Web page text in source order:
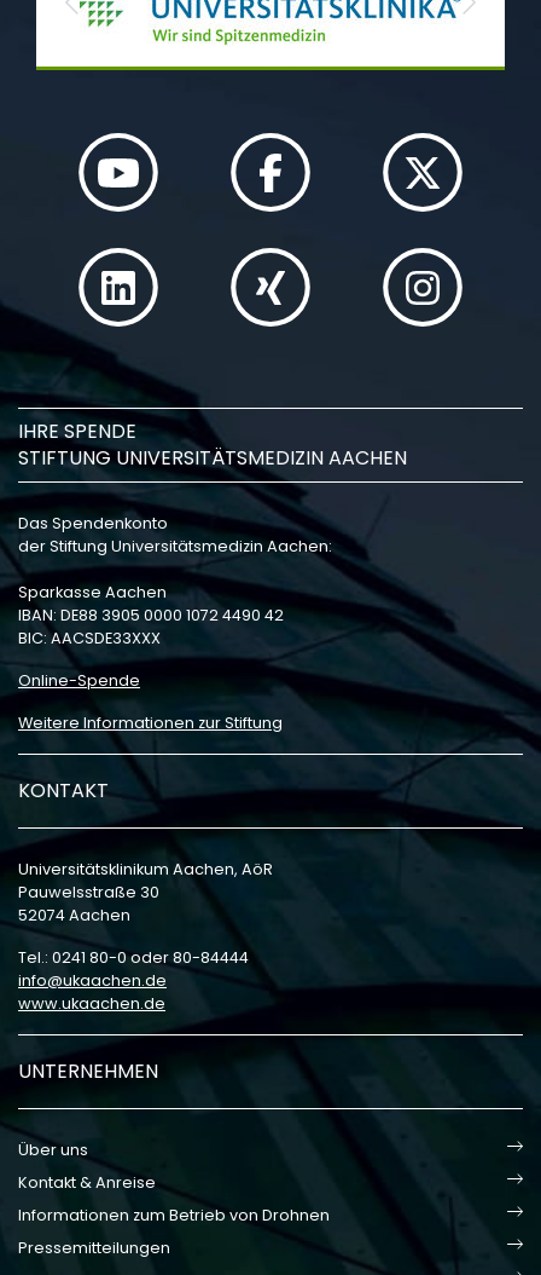
Previous Next
IHRE SPENDE
STIFTUNG UNIVERSITÄTSMEDIZIN AACHEN
Das Spendenkonto
der Stiftung Universitätsmedizin Aachen:
Sparkasse Aachen
IBAN: DE88 3905 0000 1072 4490 42
BIC: AACSDE33XXX
Online-Spende
Weitere Informationen zur Stiftung
KONTAKT
Universitätsklinikum Aachen, AöR
Pauwelsstraße 30
52074 Aachen
Tel.: 0241 80-0 oder 80-84444
info
ukaachen de
www.ukaachen.de
UNTERNEHMEN
Über uns
Kontakt & Anreise
Informationen zum Betrieb von Drohnen
Pressemitteilungen